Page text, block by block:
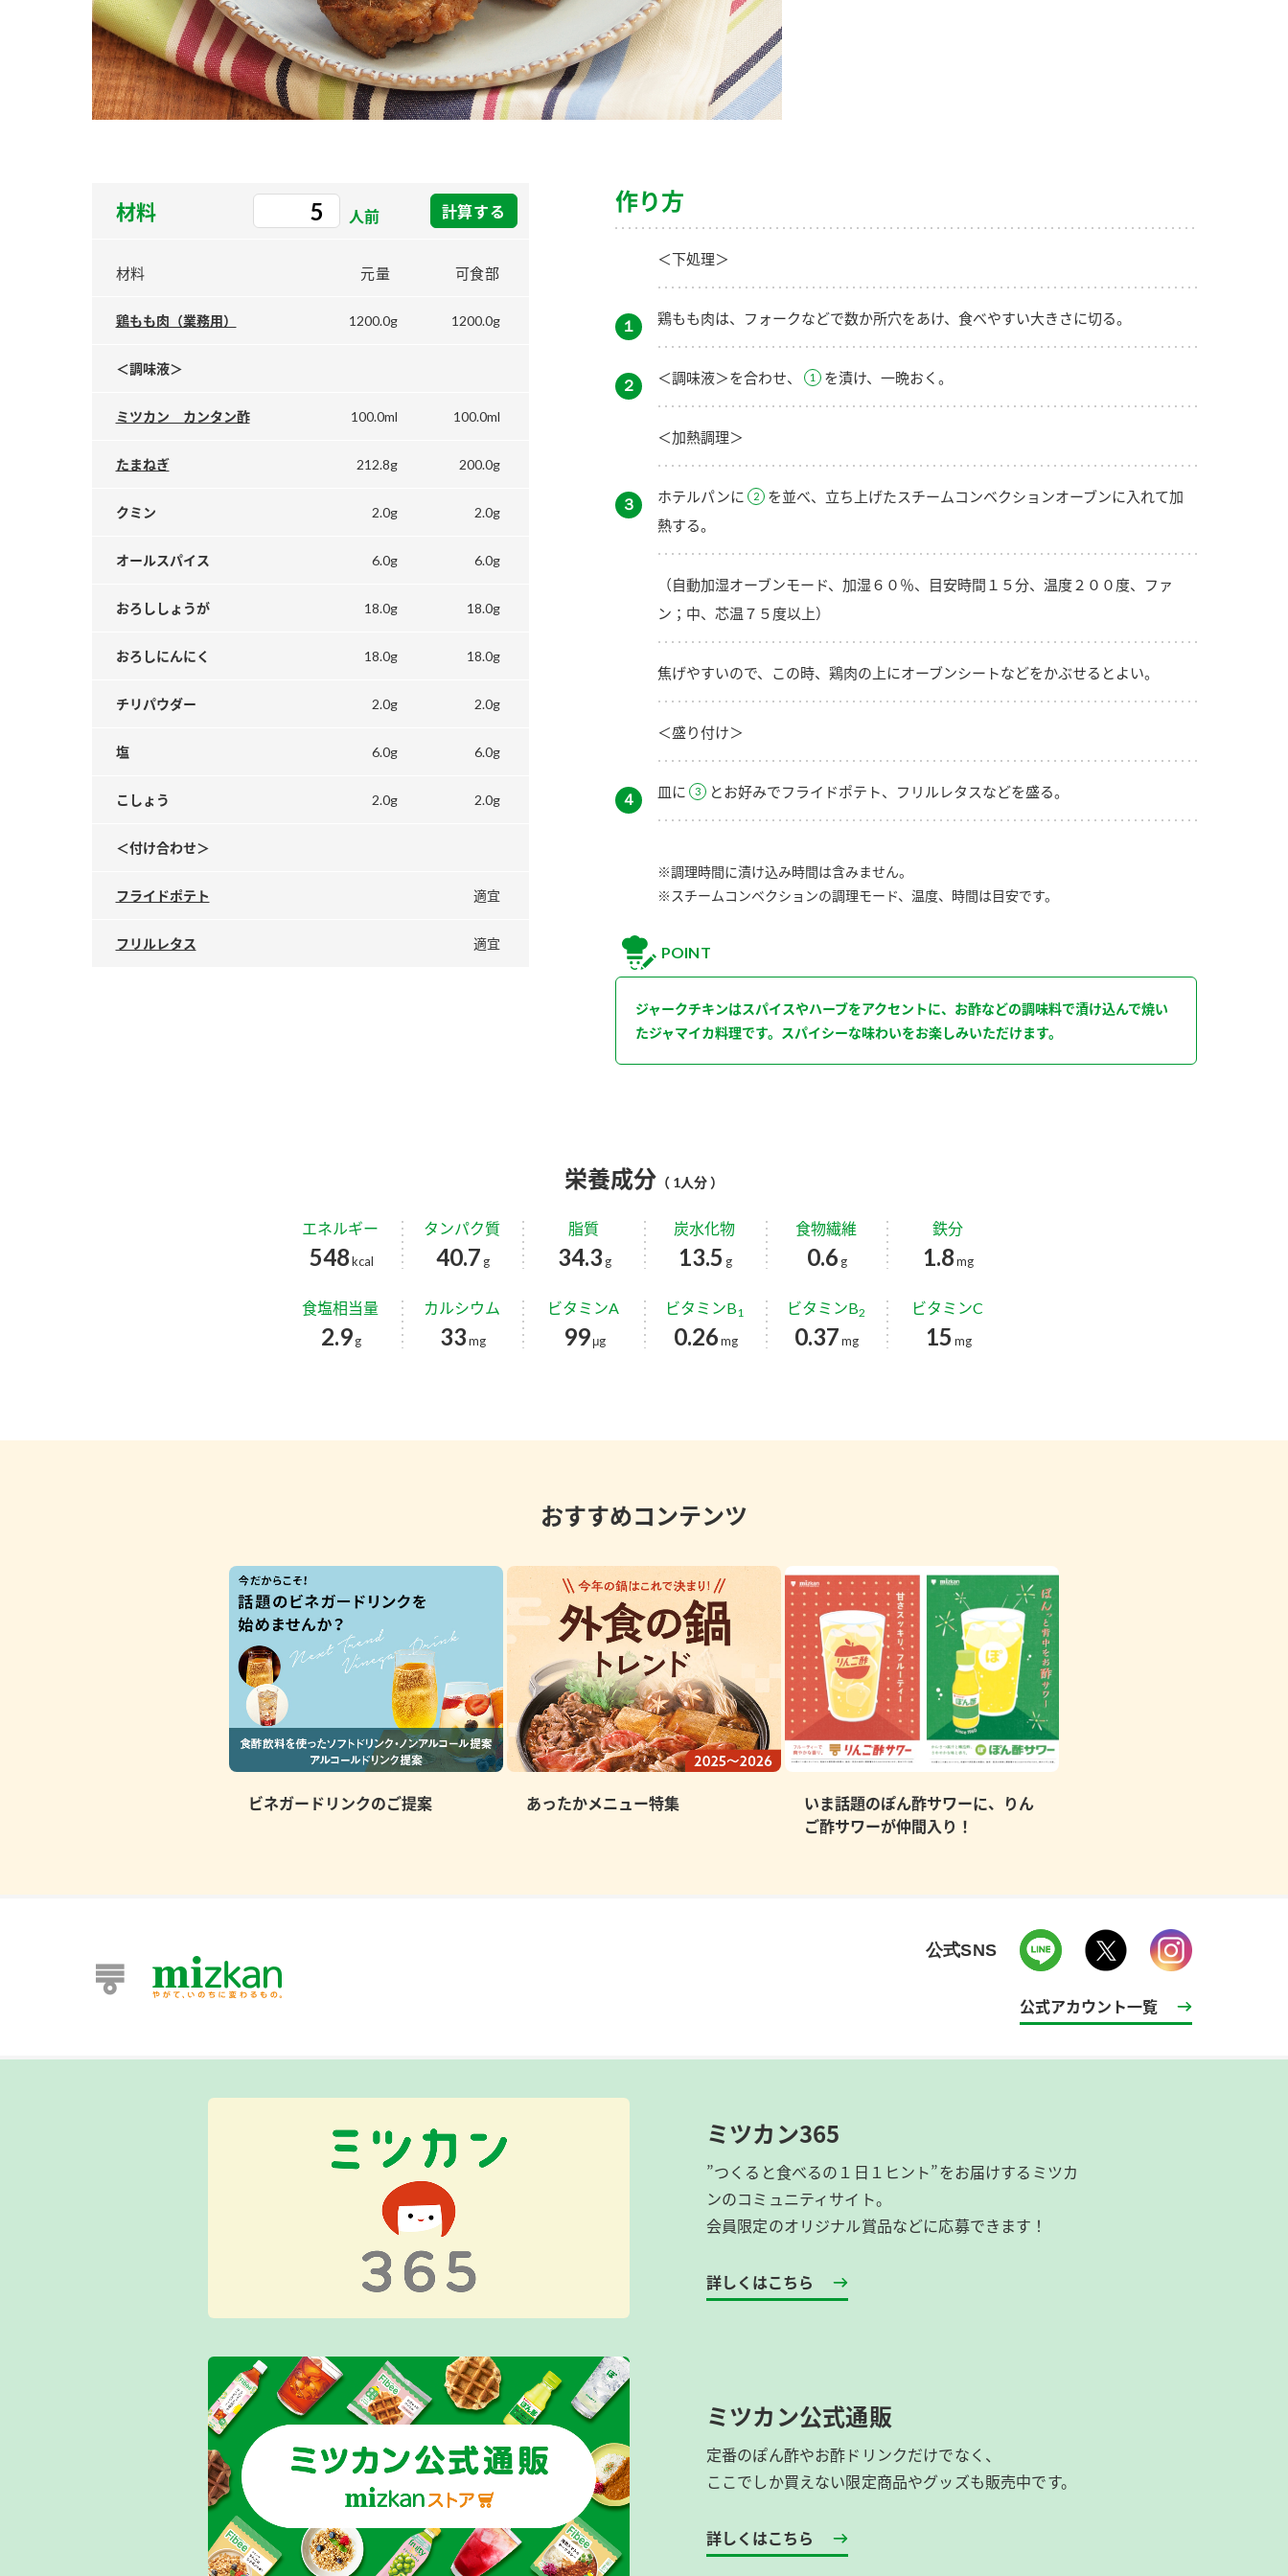
材料 人前 計算する
材料 元量 可食部
鶏もも肉（業務用） 1200.0g 1200.0g
＜調味液＞
ミツカン カンタン酢 100.0ml 100.0ml
たまねぎ 212.8g 200.0g
クミン 2.0g 2.0g
オールスパイス 6.0g 6.0g
おろししょうが 18.0g 18.0g
おろしにんにく 18.0g 18.0g
チリパウダー 2.0g 2.0g
塩 6.0g 6.0g
こしょう 2.0g 2.0g
＜付け合わせ＞
フライドポテト 適宜
フリルレタス 適宜
作り方
＜下処理＞
１ 鶏もも肉は、フォークなどで数か所穴をあけ、食べやすい大きさに切る。
２ ＜調味液＞を合わせ、 を漬け、一晩おく。
＜加熱調理＞
３ ホテルパンに
を並べ、立ち上げたスチームコンベクションオーブンに入れて加
熱する。
（自動加湿オーブンモード、加湿６０％、目安時間１５分、温度２００度、ファ
ン；中、芯温７５度以上）
焦げやすいので、この時、鶏肉の上にオーブンシートなどをかぶせるとよい。
＜盛り付け＞
４ 皿に とお好みでフライドポテト、フリルレタスなどを盛る。
※調理時間に漬け込み時間は含みません。
※スチームコンベクションの調理モード、温度、時間は目安です。
POINT
ジャークチキンはスパイスやハーブをアクセントに、お酢などの調味料で漬け込んで焼い
たジャマイカ料理です。スパイシーな味わいをお楽しみいただけます。
栄養成分 （ 1人分 ）
エネルギー
548kcal
タンパク質
40.7 g
脂質
34.3 g
炭水化物
13.5 g
食物繊維
0.6 g
鉄分
1.8mg
食塩相当量
2.9g
カルシウム
33mg
ビタミンA
99μg
ビタミンB1
0.26mg
ビタミンB2
0.37 mg
ビタミンC
15 mg
おすすめコンテンツ
ビネガードリンクのご提案 あったかメニュー特集
いま話題のぽん酢サワーに、りん
ご酢サワーが仲間入り！
公式SNS
公式アカウント一覧
ミツカン365
”つくると食べるの１日１ヒント”をお届けするミツカ
ンのコミュニティサイト。
会員限定のオリジナル賞品などに応募できます！
詳しくはこちら
ミツカン公式通販
定番のぽん酢やお酢ドリンクだけでなく、
ここでしか買えない限定商品やグッズも販売中です。
詳しくはこちら